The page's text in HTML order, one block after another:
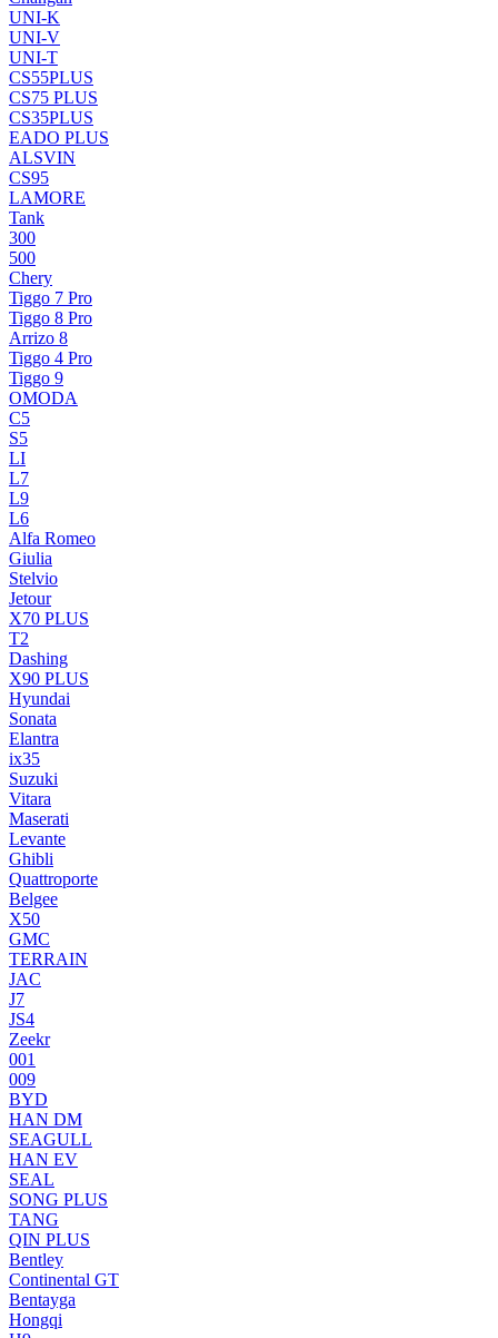
UNI-K
UNI-V
UNI-T
CS55PLUS
CS75 PLUS
CS35PLUS
EADO PLUS
ALSVIN
CS95
LAMORE
Tank
300
500
Chery
Tiggo 7 Pro
Tiggo 8 Pro
Arrizo 8
Tiggo 4 Pro
Tiggo 9
OMODA
C5
S5
LI
L7
L9
L6
Alfa Romeo
Giulia
Stelvio
Jetour
X70 PLUS
T2
Dashing
X90 PLUS
Hyundai
Sonata
Elantra
ix35
Suzuki
Vitara
Maserati
Levante
Ghibli
Quattroporte
Belgee
X50
GMC
TERRAIN
JAC
J7
JS4
Zeekr
001
009
BYD
HAN DM
SEAGULL
HAN EV
SEAL
SONG PLUS
TANG
QIN PLUS
Bentley
Continental GT
Bentayga
Hongqi